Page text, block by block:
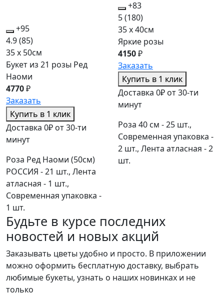
+95
4.9(85)
35 x 50см
Букет из 21 розы Ред
Наоми
4770₽
Заказать
Купить в 1 клик
Доставка 0₽ от 30-ти
минут
Роза Ред Наоми (50см)
РОССИЯ - 21 шт., Лента
атласная - 1 шт.,
Современная упаковка -
1 шт.
+83
5(180)
35 x 40см
Яркие розы
4150₽
Заказать
Купить в 1 клик
Доставка 0₽ от 30-ти
минут
Роза 40 см - 25 шт.,
Современная упаковка -
2 шт., Лента атласная - 2
шт.
Будьте в курсе последних
новостей и новых акций
Заказывать цветы удобно и просто. В приложении
можно оформить бесплатную доставку, выбрать
любимые букеты, узнать о наших новинках и не
только